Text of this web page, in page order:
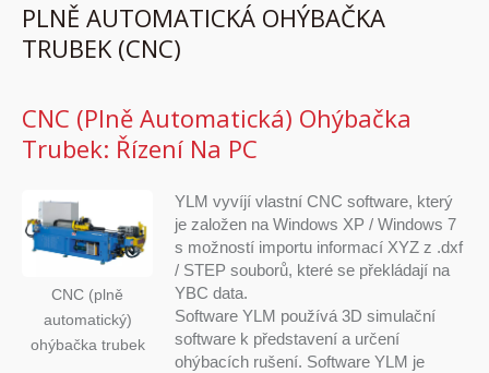
PLNĚ AUTOMATICKÁ OHÝBAČKA
TRUBEK (CNC)
CNC (Plně Automatická) Ohýbačka
Trubek: Řízení Na PC
CNC (plně
automatický)
ohýbačka trubek
YLM vyvíjí vlastní CNC software, který
je založen na Windows XP / Windows 7
s možností importu informací XYZ z .dxf
/ STEP souborů, které se překládají na
YBC data.
Software YLM používá 3D simulační
software k představení a určení
ohýbacích rušení. Software YLM je